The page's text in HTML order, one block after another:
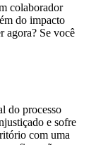
colaborador
do impacto
agora? Se você
do processo
e sofre
com uma